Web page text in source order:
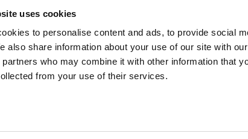
uses cookies
to personalise content and ads, to provide social
also share information about your use of our site with
who may combine it with other information that
from your use of their services.
— Twój
opiekę
Kontakt